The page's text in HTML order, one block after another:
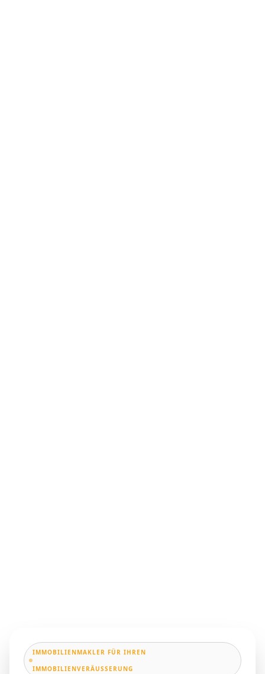
IMMOBILIENMAKLER FÜR IHREN
IMMOBILIENVERÄUSSERUNG